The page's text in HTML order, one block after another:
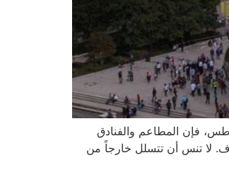
الشمس؟ لست وحدك! ففي حين يستعد سكان شيكاغو للحدث الفلكي النادر يوم الاثنين 21 آب/أغسطس، فإن المطاعم والفنادق
أفضل 10 أماكن لتستمع فيها بمشاهدة الكسوف. لا تنس أن تتسلل خارجاً من